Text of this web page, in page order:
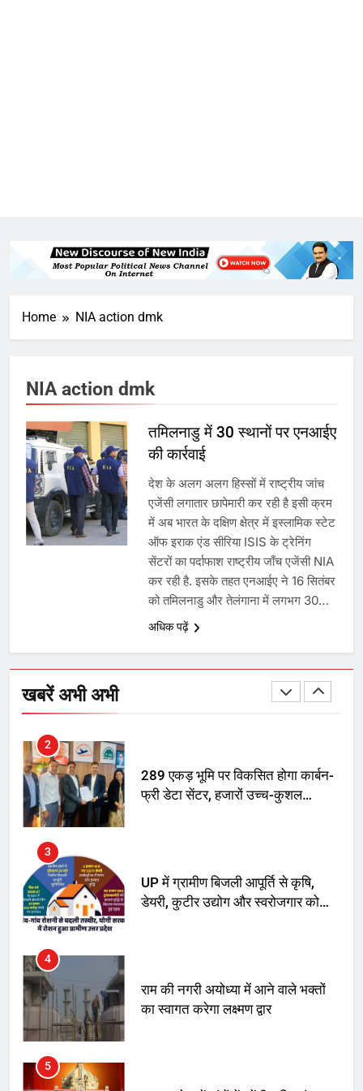
Home NIA action dmk
NIA action dmk
तमिलनाडु में 30 स्थानों पर एनआईए
की कार्रवाई
देश के अलग अलग हिस्सों में राष्ट्रीय जांच
एजेंसी लगातार छापेमारी कर रही है इसी क्रम
में अब भारत के दक्षिण क्षेत्र में इस्लामिक स्टेट
ऑफ इराक एंड सीरिया ISIS के ट्रेनिंग
सेंटरों का पर्दाफाश राष्ट्रीय जाँच एजेंसी NIA
कर रही है. इसके तहत एनआईए ने 16 सितंबर
को तमिलनाडु और तेलंगाना में लगभग 30…
अधिक पढ़ें
खबरें अभी अभी
उत्तर प्रदेश में गांवों में बढ़ेंगी सुविधाएं: 67%
बढ़ा पंचायतों का बजट
6
7
चुनाव से पहले लालू परिवार पर बड़ा झटका,
दिल्ली कोर्ट ने IRCTC घोटाले में आरोप
तय किए
8
सुप्रीम कोर्ट ने राहुल गांधी के ‘वोट चोरी’
के आरोप खारिज किए, शेखपुरा में पीएम की
मां को गाली पर कोर्ट का समन जारी
अमर शहीद ठाकुर रोशन सिंह के नाम पर
स्वरूप रानी नेहरू चिकित्सालय का
2
289 एकड़ भूमि पर विकसित होगा कार्बन-
फ्री डेटा सेंटर, हजारों उच्च-कुशल
3
UP में ग्रामीण बिजली आपूर्ति से कृषि,
डेयरी, कुटीर उद्योग और स्वरोजगार को
4
राम की नगरी अयोध्या में आने वाले भक्तों
का स्वागत करेगा लक्ष्मण द्वार
5